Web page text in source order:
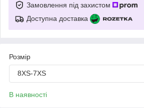
Замовлення під захистом
Доступна доставка
Розмір
8XS-7XS
В наявності